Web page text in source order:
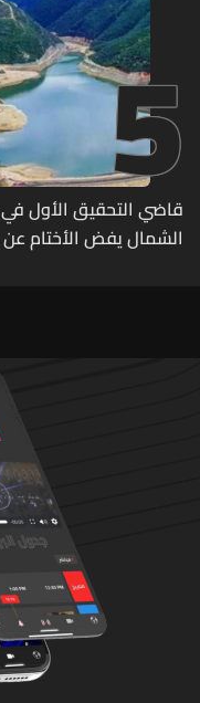
5
قاضي التحقيق الأول في
الشمال يفض الأختام عن